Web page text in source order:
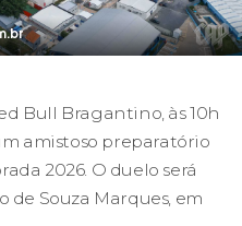
Bull Bragantino, às 10h
amistoso preparatório
2026. O duelo será
de Souza Marques, em